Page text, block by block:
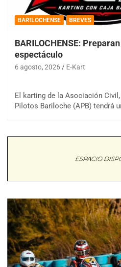
BARILOCHENSE BREVES
BARILOCHENSE:
espectáculo
6 agosto, 2026 E-Kart
El karting de la Asociación
Pilotos Bariloche (APB) tendrá